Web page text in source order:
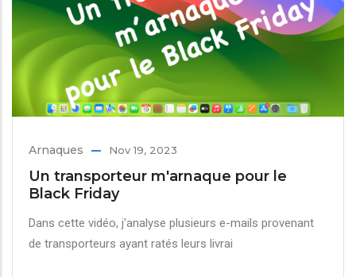
Arnaques Nov 19, 2023
Un transporteur m'arnaque pour le
Black Friday
Dans cette vidéo, j'analyse plusieurs e-mails provenant
de transporteurs ayant ratés leurs livrai